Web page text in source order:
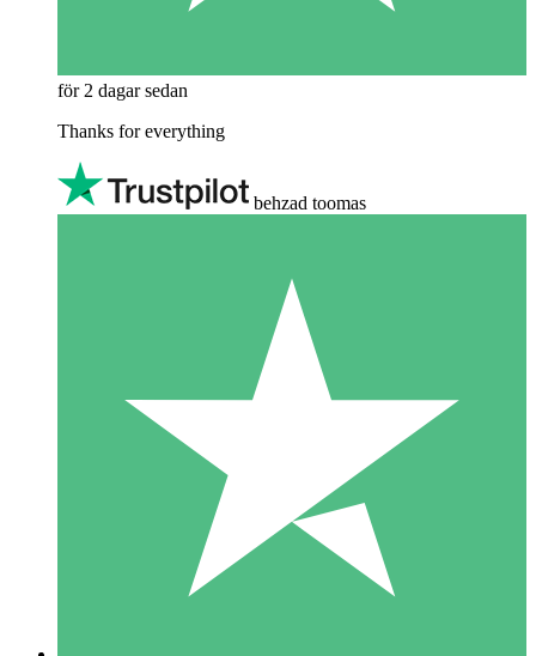
för 2 dagar sedan
Thanks for everything
behzad toomas